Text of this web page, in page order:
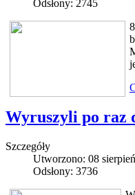
Odsłony: 2745
Wyruszyli po raz
Szczegóły
Utworzono: 08
Odsłony: 3736